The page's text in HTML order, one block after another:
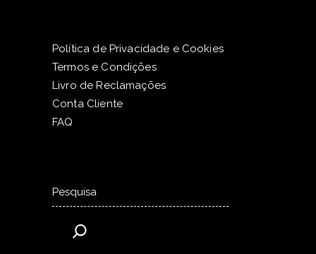
Política de Privacidade e Cookies
Termos e Condições
Livro de Reclamações
Conta Cliente
FAQ